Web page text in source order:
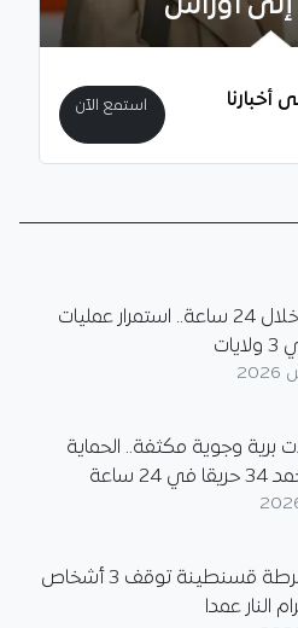
أخبارنا
استمع الآن
56 حريقاً خلال 24 ساعة.. استمرار عمليات
برية وجوية مكثفة.. الحماية
ساعة
فيديو.. شرطة قسنطينة توقف 3 أشخاص
النار عمدا